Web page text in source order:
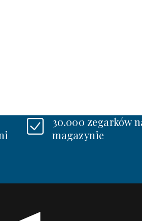
30.000 zegarków
magazynie